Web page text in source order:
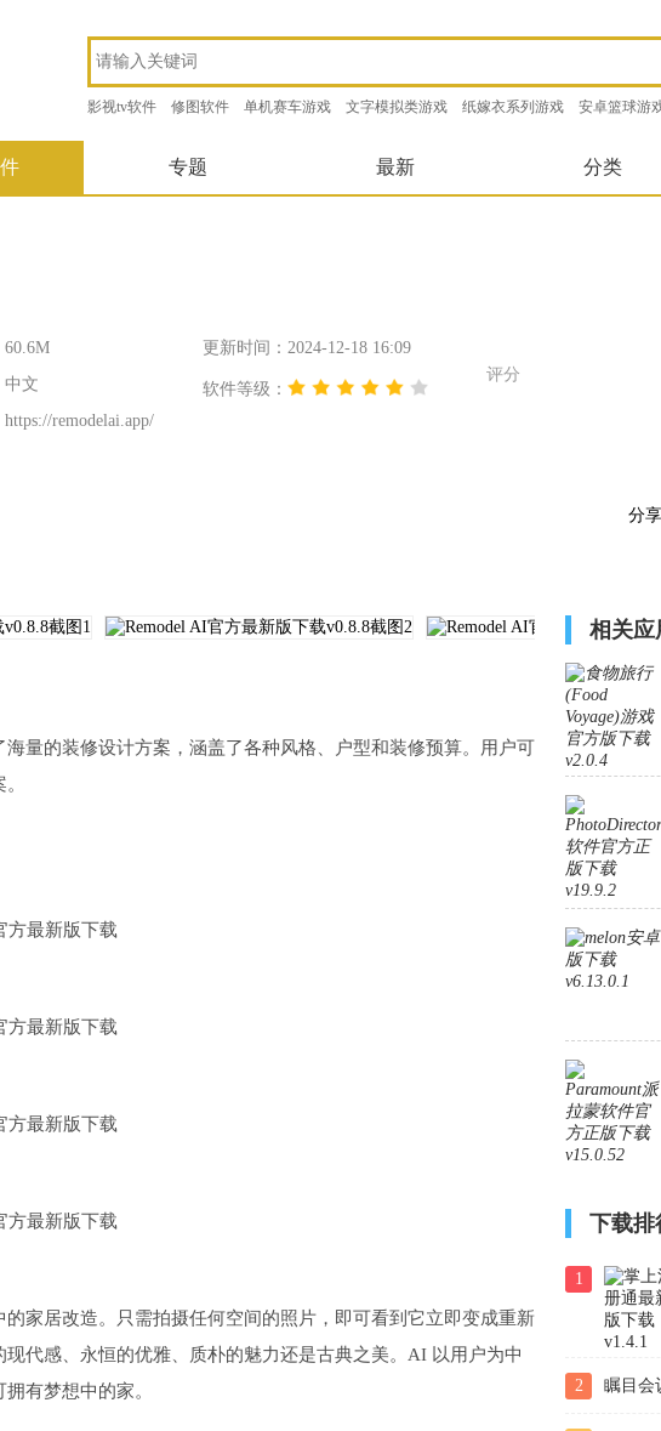
影视tv软件 修图软件 单机赛车游戏 文字模拟类游戏 纸嫁衣系列游戏 安卓篮球游
专题 最新 分类
更新时间：2024-12-18 16:09
中文
软件等级：
https://remodelai.app/
评分
分享
量的装修设计方案，涵盖了各种风格、户型和装修预算。用户可
家居改造。只需拍摄任何空间的照片，即可看到它立即变成重新
代感、永恒的优雅、质朴的魅力还是古典之美。AI 以用户为中
有梦想中的家。
相关应
下载排
1
2 瞩目会